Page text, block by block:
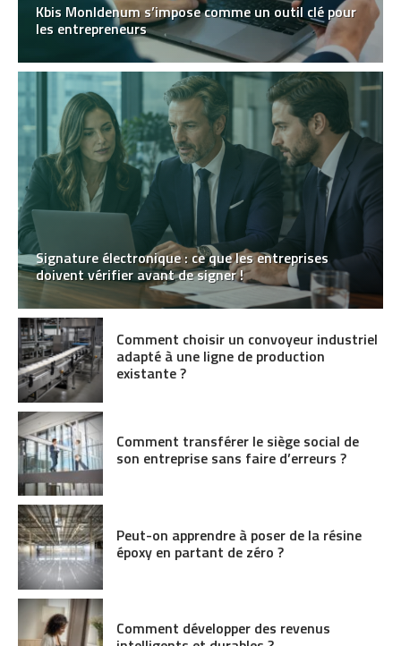
Kbis MonIdenum s’impose comme un outil clé pour
les entrepreneurs
Signature électronique : ce que les entreprises
doivent vérifier avant de signer !
Comment choisir un convoyeur industriel
adapté à une ligne de production
existante ?
Comment transférer le siège social de
son entreprise sans faire d’erreurs ?
Peut-on apprendre à poser de la résine
époxy en partant de zéro ?
Comment développer des revenus